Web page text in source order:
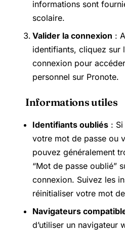
informations sont
scolaire.
Valider la connexion :
identifiants, cliquez sur
connexion pour
personnel sur Pronote.
Informations utiles
Identifiants oubliés :
votre mot de passe ou
pouvez généralement
“Mot de passe oublié”
connexion. Suivez les
réinitialiser votre mot
Navigateurs
d’utiliser un navigateur